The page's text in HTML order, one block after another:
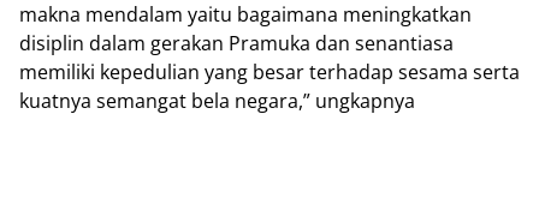
makna mendalam yaitu bagaimana meningkatkan
disiplin dalam gerakan Pramuka dan senantiasa
memiliki kepedulian yang besar terhadap sesama serta
kuatnya semangat bela negara,” ungkapnya